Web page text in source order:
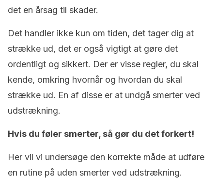
det en årsag til skader.
Det handler ikke kun om tiden, det tager dig at
strække ud, det er også vigtigt at gøre det
ordentligt og sikkert. Der er visse regler, du skal
kende, omkring hvornår og hvordan du skal
strække ud. En af disse er at undgå smerter ved
udstrækning.
Hvis du føler smerter, så gør du det forkert!
Her vil vi undersøge den korrekte måde at udføre
en rutine på uden smerter ved udstrækning.